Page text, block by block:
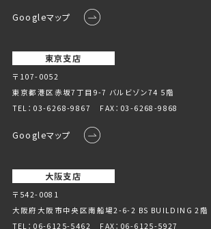
Googleマップ
東京支店
〒107-0052
東京都港区赤坂7丁目9-7 バルビゾン74 5階
TEL： 03-6268-9867 FAX：03-6268-9868
Googleマップ
大阪支店
〒542-0081
大阪府大阪市中央区南船場2-6-2 BS BUILDING 2階
TEL： 06-6125-5462 FAX：06-6125-5927